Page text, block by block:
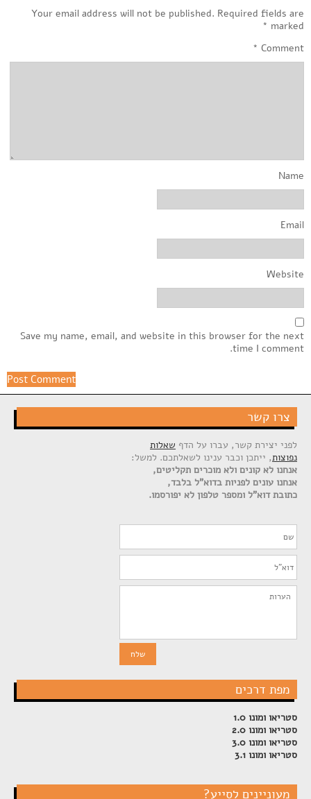
Your email address will not be published. Required fields are
marked
*
Comment
*
Name
Email
Website
Save my name, email, and website in this browser for the next
time I comment.
צרו קשר
לפני יצירת קשר, עברו על הדף שאלות
נפוצות, ייתכן וכבר ענינו לשאלתכם. למשל:
אנחנו לא קונים ולא מוכרים תקליטים,
אנחנו עונים לפניות בדוא"ל בלבד,
כתובת דוא"ל ומספר טלפון לא יפורסמו.
מפת דרכים
סטריאו ומונו 1.0
סטריאו ומונו 2.0
סטריאו ומונו 3.0
סטריאו ומונו 3.1
מעוניינים לסייע?